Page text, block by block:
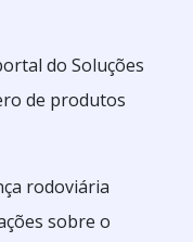
do Soluções
de produtos
rodoviária
sobre o